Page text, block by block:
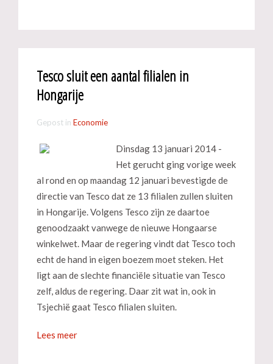
Tesco sluit een aantal filialen in
Hongarije
Gepost in Economie
Dinsdag 13 januari 2014 -
Het gerucht ging vorige week
al rond en op maandag 12 januari bevestigde de
directie van Tesco dat ze 13 filialen zullen sluiten
in Hongarije. Volgens Tesco zijn ze daartoe
genoodzaakt vanwege de nieuwe Hongaarse
winkelwet. Maar de regering vindt dat Tesco toch
echt de hand in eigen boezem moet steken. Het
ligt aan de slechte financiële situatie van Tesco
zelf, aldus de regering. Daar zit wat in, ook in
Tsjechië gaat Tesco filialen sluiten.
Lees meer